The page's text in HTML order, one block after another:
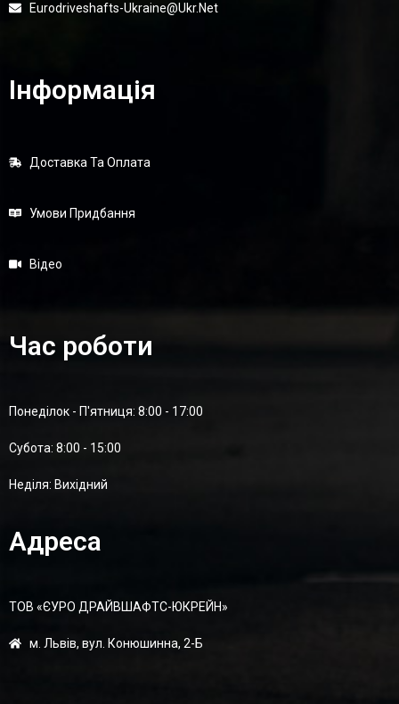
Eurodriveshafts-Ukraine@ukr.net
Інформація
Доставка Та Оплата
Умови Придбання
Відео
Час роботи
Понеділок - П'ятниця: 8:00 - 17:00
Суботa: 8:00 - 15:00
Неділя: Вихідний
Адреса
ТОВ «ЄУРО ДРАЙВШАФТC-ЮКРЕЙН»
м. Львів, вул. Конюшинна, 2-Б